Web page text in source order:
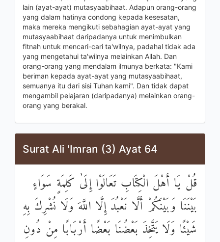
lain (ayat-ayat) mutasyaabihaat. Adapun orang-orang
yang dalam hatinya condong kepada kesesatan,
maka mereka mengikuti sebahagian ayat-ayat yang
mutasyaabihaat daripadanya untuk menimbulkan
fitnah untuk mencari-cari ta'wilnya, padahal tidak ada
yang mengetahui ta'wilnya melainkan Allah. Dan
orang-orang yang mendalam ilmunya berkata: "Kami
beriman kepada ayat-ayat yang mutasyaabihaat,
semuanya itu dari sisi Tuhan kami". Dan tidak dapat
mengambil pelajaran (daripadanya) melainkan orang-
orang yang berakal.
Surat Ali 'Imran (3) Ayat 64
قُلْ يَا أَهْلَ الْكِتَابِ تَعَالَوْا إِلَىٰ كَلِمَةٍ سَوَاءٍ
بَيْنَنَا وَبَيْنَكُمْ أَلَّا نَعْبُدَ إِلَّا اللَّهَ وَلَا نُشْرِكَ بِهِ
شَيْئًا وَلَا يَتَّخِذَ بَعْضُنَا بَعْضًا أَرْبَابًا مِنْ دُونِ